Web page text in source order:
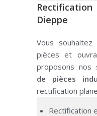
Dieppe
Vous
pièces et
proposons nos
de pièces
rectification
Rectification